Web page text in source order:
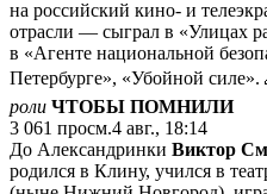
на российский кино- и
отрасли — сыграл в «Улицах
в «Агенте национальной
Петербурге», «Убойной
роли ЧТОБЫ ПОМНИЛИ
3 061 просм.4 авг., 18:14
До Александринки Виктор
родился в Клину, учился в